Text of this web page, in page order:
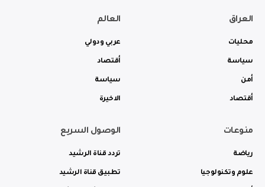
العراق
محليات
سياسة
أمن
أقتصاد
العالم
عربي ودولي
أقتصاد
سياسة
الاخيرة
منوعات
رياضة
علوم وتكنولوجيا
الوصول السريع
تردد قناة الرشيد
تطبيق قناة الرشيد